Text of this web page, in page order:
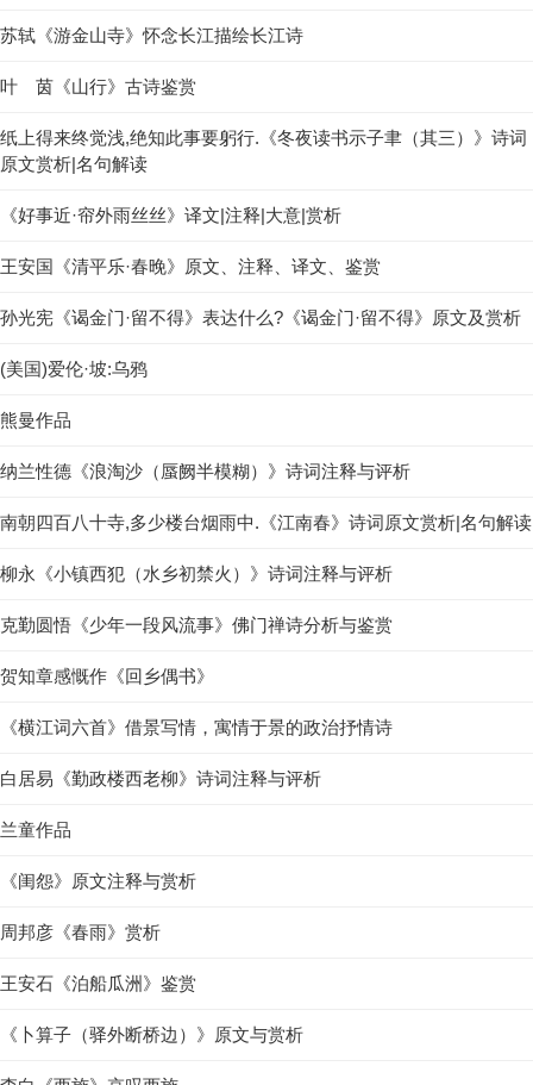
苏轼《游金山寺》怀念长江描绘长江诗
叶 茵《山行》古诗鉴赏
纸上得来终觉浅,绝知此事要躬行.《冬夜读书示子聿（其三）》诗词
原文赏析|名句解读
《好事近·帘外雨丝丝》译文|注释|大意|赏析
王安国《清平乐·春晚》原文、注释、译文、鉴赏
孙光宪《谒金门·留不得》表达什么?《谒金门·留不得》原文及赏析
(美国)爱伦·坡:乌鸦
熊曼作品
纳兰性德《浪淘沙（蜃阙半模糊）》诗词注释与评析
南朝四百八十寺,多少楼台烟雨中.《江南春》诗词原文赏析|名句解读
柳永《小镇西犯（水乡初禁火）》诗词注释与评析
克勤圆悟《少年一段风流事》佛门禅诗分析与鉴赏
贺知章感慨作《回乡偶书》
《横江词六首》借景写情，寓情于景的政治抒情诗
白居易《勤政楼西老柳》诗词注释与评析
兰童作品
《闺怨》原文注释与赏析
周邦彦《春雨》赏析
王安石《泊船瓜洲》鉴赏
《卜算子（驿外断桥边）》原文与赏析